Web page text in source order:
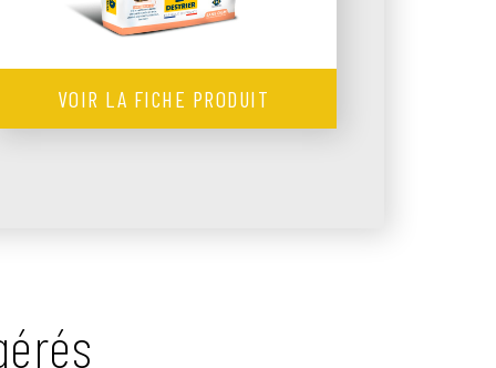
VOIR LA FICHE PRODUIT